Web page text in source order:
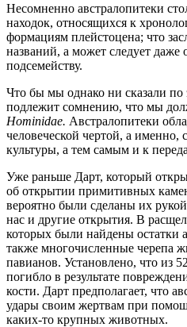
Несомненно австралопитеки
находок, относящихся к
формациям плейстоцена; что
названий, а может следует даже
подсемейству.
Что бы мы однако ни сказали по
подлежит сомнению, что мы
Hominidae. Австралопитеки
человеческой чертой, а именно,
культуры, а тем самым и к
Уже раньше Дарт, который
об открытии примитивных
вероятно были сделаны их
нас и другие открытия. В
которых были найдены остатки
также многочисленные черепа
павианов. Установлено, что из
погибло в результате
кости. Дарт предполагает, что
удары своим жертвам при
каких-то крупных животных.